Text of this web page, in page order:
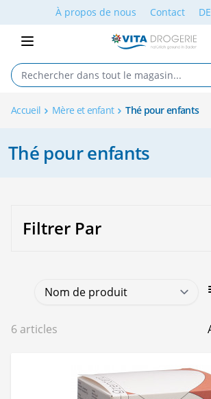
Aller au contenuÀ propos de nous Contact DE
Accueil Mère et enfant Thé pour enfants
Thé pour enfants
Filtrer Par
6 articles